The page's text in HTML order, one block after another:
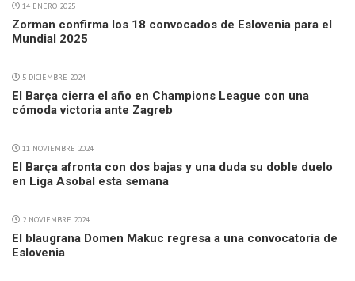
14 ENERO 2025
Zorman confirma los 18 convocados de Eslovenia para el
Mundial 2025
5 DICIEMBRE 2024
El Barça cierra el año en Champions League con una
cómoda victoria ante Zagreb
11 NOVIEMBRE 2024
El Barça afronta con dos bajas y una duda su doble duelo
en Liga Asobal esta semana
2 NOVIEMBRE 2024
El blaugrana Domen Makuc regresa a una convocatoria de
Eslovenia